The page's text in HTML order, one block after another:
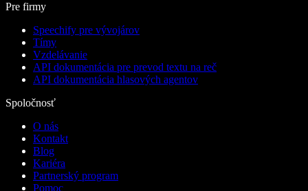
Pre firmy
Speechify pre vývojárov
Tímy
Vzdelávanie
API dokumentácia pre prevod textu na reč
API dokumentácia hlasových agentov
Spoločnosť
O nás
Kontakt
Blog
Kariéra
Partnerský program
Pomoc